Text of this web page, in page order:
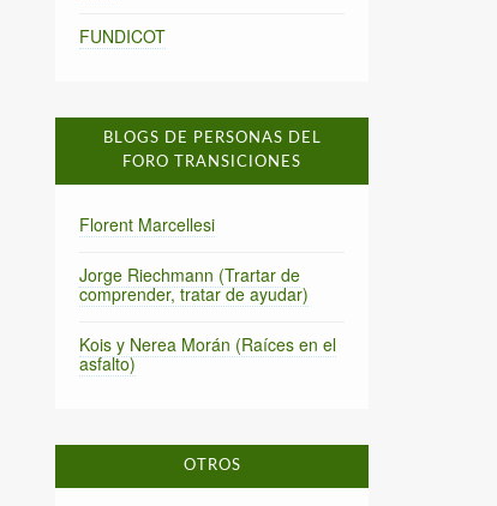
FUNDICOT
BLOGS DE PERSONAS DEL
FORO TRANSICIONES
Florent Marcellesi
Jorge Riechmann (Trartar de
comprender, tratar de ayudar)
Kois y Nerea Morán (Raíces en el
asfalto)
OTROS